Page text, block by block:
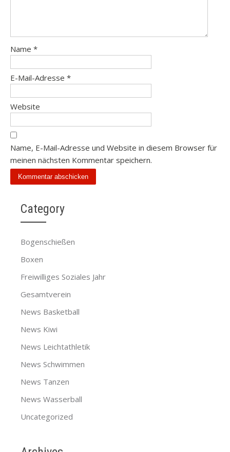
Name *
E-Mail-Adresse *
Website
Name, E-Mail-Adresse und Website in diesem Browser für
meinen nächsten Kommentar speichern.
Category
Bogenschießen
Boxen
Freiwilliges Soziales Jahr
Gesamtverein
News Basketball
News Kiwi
News Leichtathletik
News Schwimmen
News Tanzen
News Wasserball
Uncategorized